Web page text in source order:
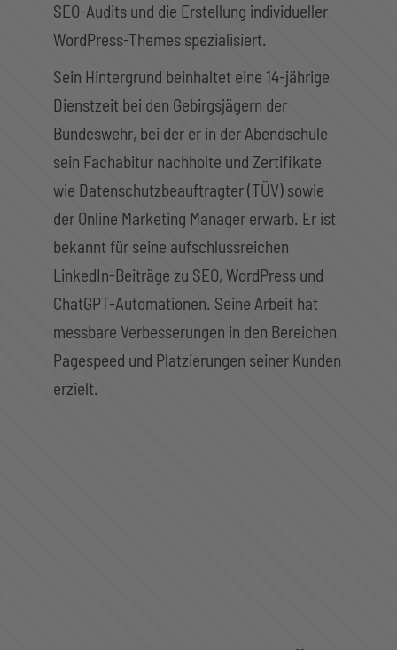
SEO-Audits und die Erstellung individueller
WordPress-Themes spezialisiert.
Sein Hintergrund beinhaltet eine 14-jährige
Dienstzeit bei den Gebirgsjägern der
Bundeswehr, bei der er in der Abendschule
sein Fachabitur nachholte und Zertifikate
wie Datenschutzbeauftragter (TÜV) sowie
der Online Marketing Manager erwarb. Er ist
bekannt für seine aufschlussreichen
LinkedIn-Beiträge zu SEO, WordPress und
ChatGPT-Automationen. Seine Arbeit hat
messbare Verbesserungen in den Bereichen
Pagespeed und Platzierungen seiner Kunden
erzielt.